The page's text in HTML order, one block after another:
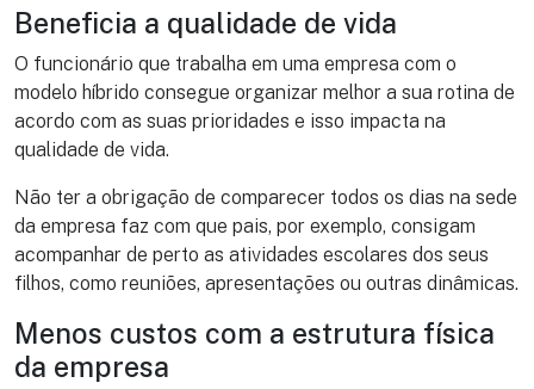
Beneficia a qualidade de vida
O funcionário que trabalha em uma empresa com o
modelo híbrido consegue organizar melhor a sua rotina de
acordo com as suas prioridades e isso impacta na
qualidade de vida.
Não ter a obrigação de comparecer todos os dias na sede
da empresa faz com que pais, por exemplo, consigam
acompanhar de perto as atividades escolares dos seus
filhos, como reuniões, apresentações ou outras dinâmicas.
Menos custos com a estrutura física
da empresa